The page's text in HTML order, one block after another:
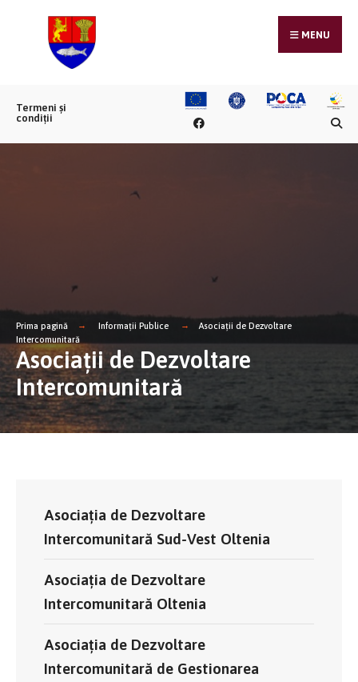
MENU
Termeni și
condiții
Prima pagină Informații Publice
Asociații de Dezvoltare
Intercomunitară
Asociații de Dezvoltare
Intercomunitară
Asociația de Dezvoltare
Intercomunitară Sud-Vest Oltenia
Asociația de Dezvoltare
Intercomunitară Oltenia
Asociația de Dezvoltare
Intercomunitară de Gestionarea